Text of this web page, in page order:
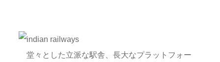
堂々とした立派な駅舎、長大なプラットフォー